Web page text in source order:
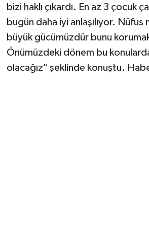
bizi haklı çıkardı. En az 3 çocuk
bugün daha iyi anlaşılıyor. Nüfus
büyük gücümüzdür bunu
Önümüzdeki dönem bu
olacağız" şeklinde konuştu.